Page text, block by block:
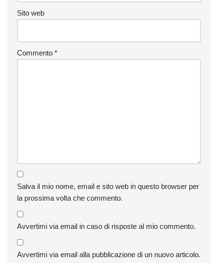
Sito web
Commento *
Salva il mio nome, email e sito web in questo browser per
la prossima volta che commento.
Avvertimi via email in caso di risposte al mio commento.
Avvertimi via email alla pubblicazione di un nuovo articolo.